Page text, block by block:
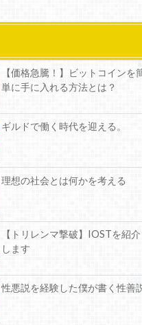
【価格急騰！】ビットコインを
単に手に入れる方法とは？
ギルドで働く時代を迎える。
理想の社会とは何かを考える
【トリレンマ撃破】IOSTを紹介
します
性悪説を経験した僕が書く性善